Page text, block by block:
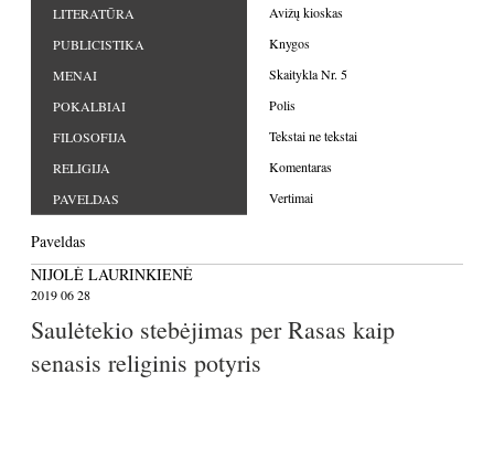
LITERATŪRA
PUBLICISTIKA
MENAI
POKALBIAI
FILOSOFIJA
RELIGIJA
PAVELDAS
Avižų kioskas
Knygos
Skaitykla Nr. 5
Polis
Tekstai ne tekstai
Komentaras
Vertimai
Paveldas
NIJOLĖ LAURINKIENĖ
2019 06 28
Saulėtekio stebėjimas per Rasas kaip
senasis religinis potyris